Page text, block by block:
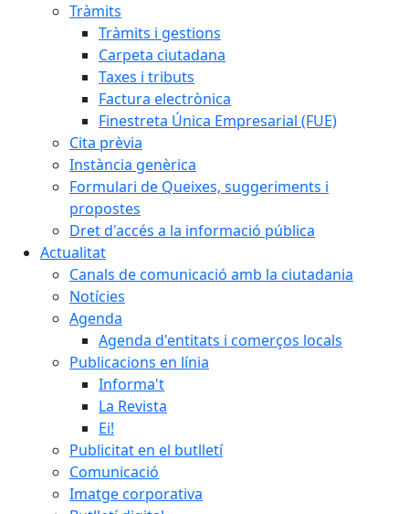
Tràmits
Tràmits i gestions
Carpeta ciutadana
Taxes i tributs
Factura electrònica
Finestreta Única Empresarial (FUE)
Cita prèvia
Instància genèrica
Formulari de Queixes, suggeriments i
propostes
Dret d'accés a la informació pública
Actualitat
Canals de comunicació amb la ciutadania
Notícies
Agenda
Agenda d'entitats i comerços locals
Publicacions en línia
Informa't
La Revista
Ei!
Publicitat en el butlletí
Comunicació
Imatge corporativa